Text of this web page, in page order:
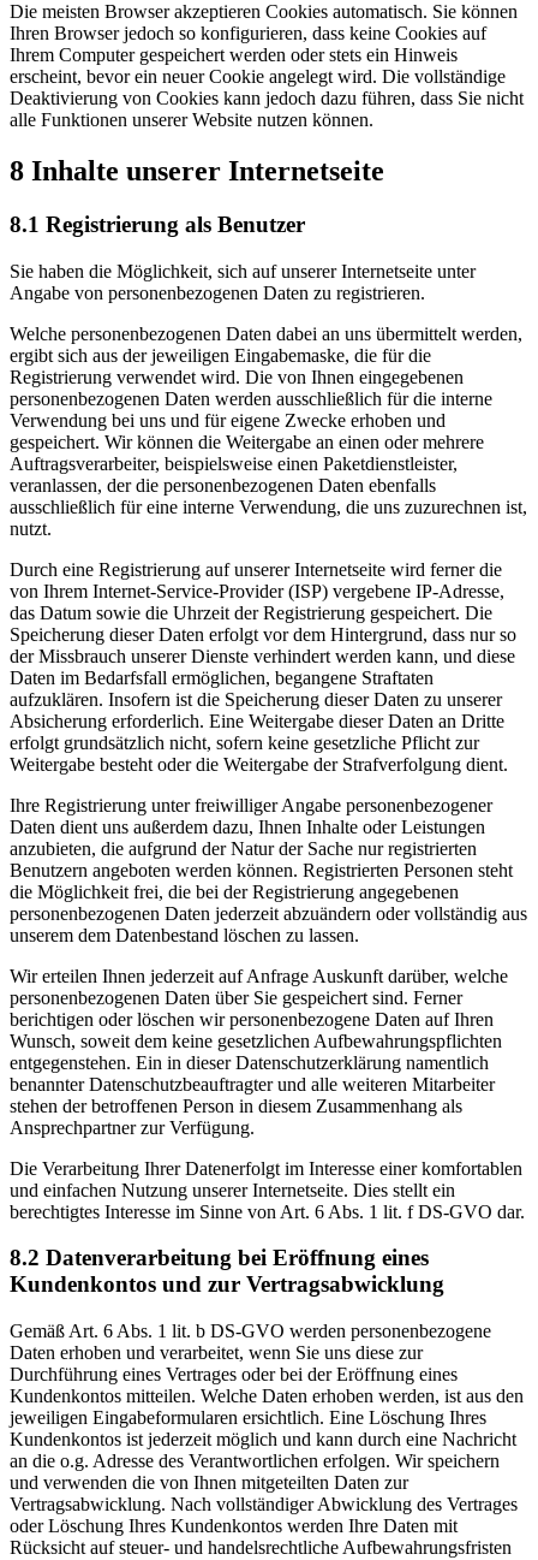
Die meisten Browser akzeptieren Cookies automatisch. Sie können
Ihren Browser jedoch so konfigurieren, dass keine Cookies auf
Ihrem Computer gespeichert werden oder stets ein Hinweis
erscheint, bevor ein neuer Cookie angelegt wird. Die vollständige
Deaktivierung von Cookies kann jedoch dazu führen, dass Sie nicht
alle Funktionen unserer Website nutzen können.
8 Inhalte unserer Internetseite
8.1 Registrierung als Benutzer
Sie haben die Möglichkeit, sich auf unserer Internetseite unter
Angabe von personenbezogenen Daten zu registrieren.
Welche personenbezogenen Daten dabei an uns übermittelt werden,
ergibt sich aus der jeweiligen Eingabemaske, die für die
Registrierung verwendet wird. Die von Ihnen eingegebenen
personenbezogenen Daten werden ausschließlich für die interne
Verwendung bei uns und für eigene Zwecke erhoben und
gespeichert. Wir können die Weitergabe an einen oder mehrere
Auftragsverarbeiter, beispielsweise einen Paketdienstleister,
veranlassen, der die personenbezogenen Daten ebenfalls
ausschließlich für eine interne Verwendung, die uns zuzurechnen ist,
nutzt.
Durch eine Registrierung auf unserer Internetseite wird ferner die
von Ihrem Internet-Service-Provider (ISP) vergebene IP-Adresse,
das Datum sowie die Uhrzeit der Registrierung gespeichert. Die
Speicherung dieser Daten erfolgt vor dem Hintergrund, dass nur so
der Missbrauch unserer Dienste verhindert werden kann, und diese
Daten im Bedarfsfall ermöglichen, begangene Straftaten
aufzuklären. Insofern ist die Speicherung dieser Daten zu unserer
Absicherung erforderlich. Eine Weitergabe dieser Daten an Dritte
erfolgt grundsätzlich nicht, sofern keine gesetzliche Pflicht zur
Weitergabe besteht oder die Weitergabe der Strafverfolgung dient.
Ihre Registrierung unter freiwilliger Angabe personenbezogener
Daten dient uns außerdem dazu, Ihnen Inhalte oder Leistungen
anzubieten, die aufgrund der Natur der Sache nur registrierten
Benutzern angeboten werden können. Registrierten Personen steht
die Möglichkeit frei, die bei der Registrierung angegebenen
personenbezogenen Daten jederzeit abzuändern oder vollständig aus
unserem dem Datenbestand löschen zu lassen.
Wir erteilen Ihnen jederzeit auf Anfrage Auskunft darüber, welche
personenbezogenen Daten über Sie gespeichert sind. Ferner
berichtigen oder löschen wir personenbezogene Daten auf Ihren
Wunsch, soweit dem keine gesetzlichen Aufbewahrungspflichten
entgegenstehen. Ein in dieser Datenschutzerklärung namentlich
benannter Datenschutzbeauftragter und alle weiteren Mitarbeiter
stehen der betroffenen Person in diesem Zusammenhang als
Ansprechpartner zur Verfügung.
Die Verarbeitung Ihrer Datenerfolgt im Interesse einer komfortablen
und einfachen Nutzung unserer Internetseite. Dies stellt ein
berechtigtes Interesse im Sinne von Art. 6 Abs. 1 lit. f DS-GVO dar.
8.2 Datenverarbeitung bei Eröffnung eines
Kundenkontos und zur Vertragsabwicklung
Gemäß Art. 6 Abs. 1 lit. b DS-GVO werden personenbezogene
Daten erhoben und verarbeitet, wenn Sie uns diese zur
Durchführung eines Vertrages oder bei der Eröffnung eines
Kundenkontos mitteilen. Welche Daten erhoben werden, ist aus den
jeweiligen Eingabeformularen ersichtlich. Eine Löschung Ihres
Kundenkontos ist jederzeit möglich und kann durch eine Nachricht
an die o.g. Adresse des Verantwortlichen erfolgen. Wir speichern
und verwenden die von Ihnen mitgeteilten Daten zur
Vertragsabwicklung. Nach vollständiger Abwicklung des Vertrages
oder Löschung Ihres Kundenkontos werden Ihre Daten mit
Rücksicht auf steuer- und handelsrechtliche Aufbewahrungsfristen